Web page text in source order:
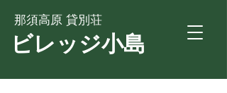
那須高原 貸別荘
ビレッジ小島